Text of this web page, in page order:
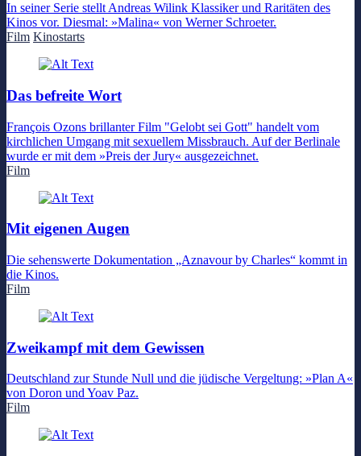
In seiner Serie stellt Andreas Wilink Klassiker und Raritäten des
Kinos vor. Diesmal: »Malina« von Werner Schroeter.
Film Kinostarts
Das befreite Wort
François Ozons brillanter Film "Gelobt sei Gott" handelt vom
kirchlichen Umgang mit sexuellem Missbrauch. Auf der Berlinale
wurde er mit dem »Preis der Jury« ausgezeichnet.
Film
Mit eigenen Augen
Die sehenswerte Dokumentation „Aznavour by Charles“ kommt in
die Kinos.
Film
Zweikampf mit dem Gewissen
Deutschland zur Stunde Null und die jüdische Vergeltung: »Plan A«
von Doron und Yoav Paz.
Film